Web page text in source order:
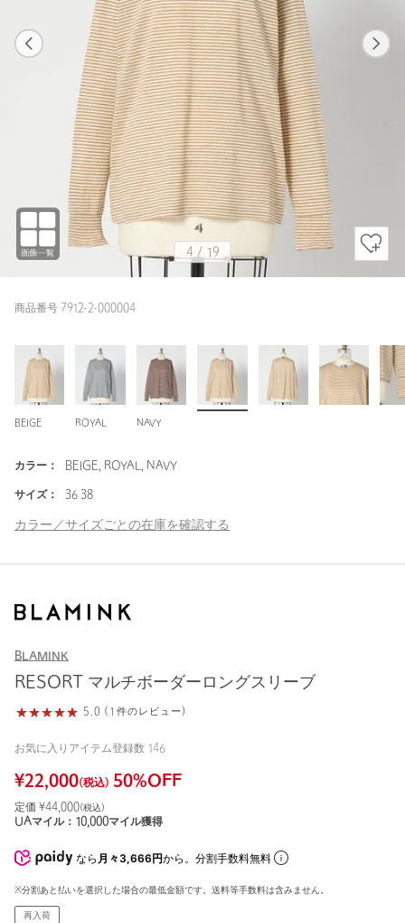
4 / 19
商品番号 7912-2-000004
BEIGE ROYAL NAVY
カラー： BEIGE, ROYAL, NAVY
サイズ： 36 38
カラー／サイズごとの在庫を確認する
BLAMINK
RESORT マルチボーダーロングスリーブ
5.0 (1件のレビュー)
お気に入りアイテム登録数 146
¥22,000(税込) 50%OFF
定価 ¥44,000(税込)
UAマイル： 10,000マイル獲得
なら 月々3,666円から。分割手数料無料
※分割あと払いを選択した場合の最低金額です。送料等手数料は含みません。
再入荷
BEIGE
1 19